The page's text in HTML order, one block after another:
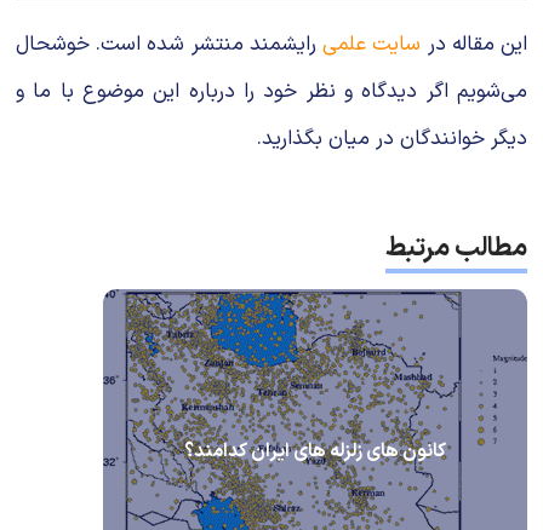
این مقاله در سایت علمیرایشمند منتشر شده است. خوشحال
می‌شویم اگر دیدگاه و نظر خود را درباره این موضوع با ما و
دیگر خوانندگان در میان بگذارید.
مطالب مرتبط
کانون های زلزله های ایران کدامند؟